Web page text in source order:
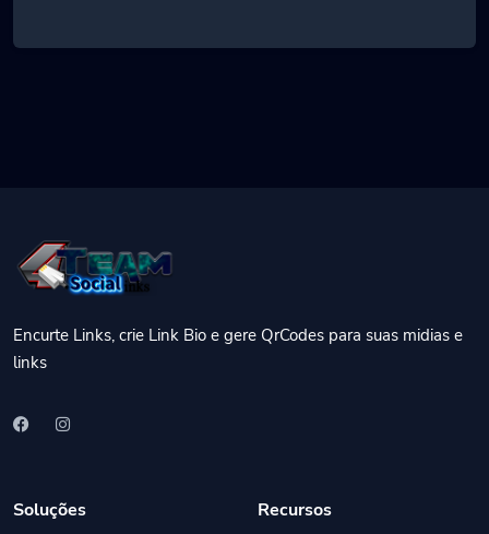
Encurte Links, crie Link Bio e gere QrCodes para suas midias e
links
Soluções Recursos